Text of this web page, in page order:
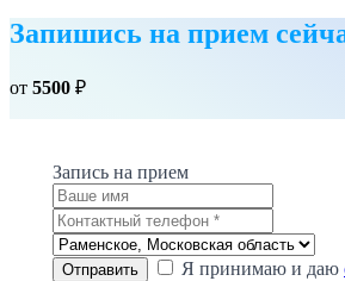
Запишись на прием
от 5500 ₽
Запись на прием
Я принимаю и даю